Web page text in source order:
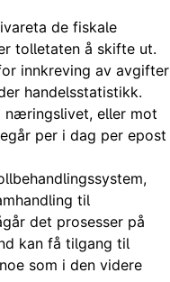
de fiskale
tolletaten å skifte ut.
innkreving av avgifter
handelsstatistikk.
næringslivet, eller mot
per i dag per epost
til
det prosesser på
kan få tilgang til
som i den videre